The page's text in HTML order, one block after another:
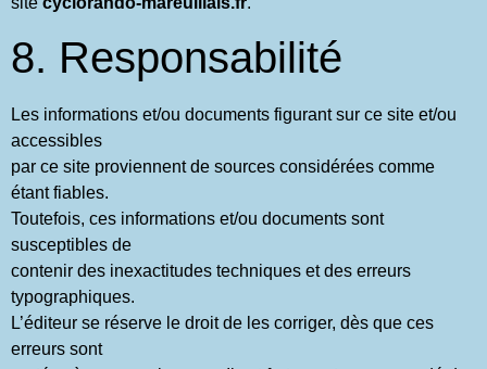
8. Responsabilité
Les informations et/ou documents figurant sur ce site et/ou
accessibles
par ce site proviennent de sources considérées comme
étant fiables.
Toutefois, ces informations et/ou documents sont
susceptibles de
contenir des inexactitudes techniques et des erreurs
typographiques.
L’éditeur se réserve le droit de les corriger, dès que ces
erreurs sont